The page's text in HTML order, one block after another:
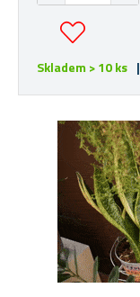
Skladem > 10 ks